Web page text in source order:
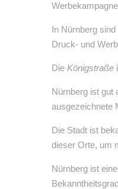
In Nürnberg
Druck- und
Die Königstraße
Nürnberg ist gut
ausgezeichnete
Die Stadt ist
dieser Orte, um
Nürnberg ist